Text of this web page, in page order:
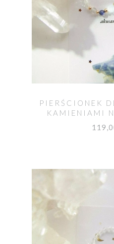
PIERŚCIONEK
KAMIENIAMI